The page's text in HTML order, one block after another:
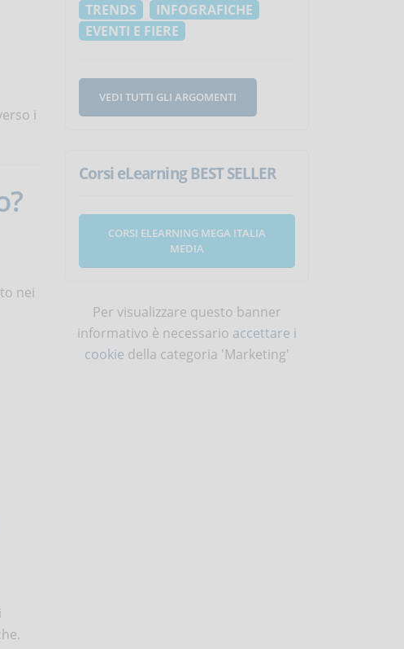
i
nei
TRENDS
INFOGRAFICHE
EVENTI E FIERE
VEDI TUTTI GLI ARGOMENTI
Corsi eLearning BEST SELLER
CORSI ELEARNING MEGA ITALIA
MEDIA
Per visualizzare questo banner
informativo è necessario accettare i
cookie della categoria 'Marketing'